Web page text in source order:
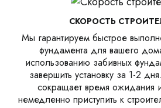
СКОРОСТЬ
Мы гарантируем быстрое
фундамента для вашего
использованию забивных
завершить установку за 1-2
сокращает время ожидания
немедленно приступить к